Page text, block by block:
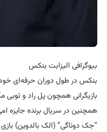
بیوگرافی الیزابت بنکس
بنکس در طول دوران حرفه‌ای
بازیگرانی همچون پل راد و توبی
“جک دوناگی” (الک بالدوین)